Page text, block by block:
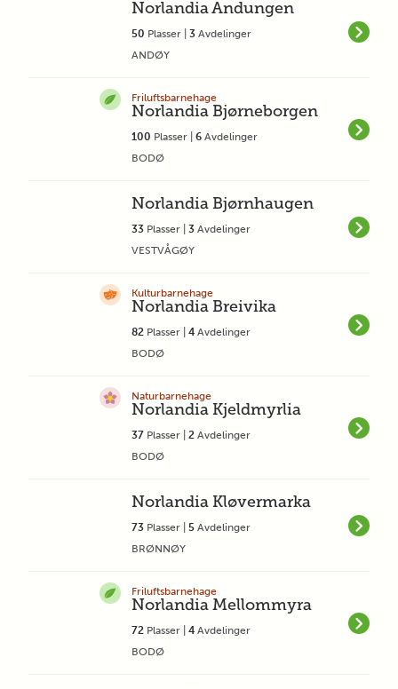
Norlandia Andungen
50 Plasser | 3 Avdelinger
ANDØY
Friluftsbarnehage
Norlandia Bjørneborgen
100 Plasser | 6 Avdelinger
BODØ
Norlandia Bjørnhaugen
33 Plasser | 3 Avdelinger
VESTVÅGØY
Kulturbarnehage
Norlandia Breivika
82 Plasser | 4 Avdelinger
BODØ
Naturbarnehage
Norlandia Kjeldmyrlia
37 Plasser | 2 Avdelinger
BODØ
Norlandia Kløvermarka
73 Plasser | 5 Avdelinger
BRØNNØY
Friluftsbarnehage
Norlandia Mellommyra
72 Plasser | 4 Avdelinger
BODØ